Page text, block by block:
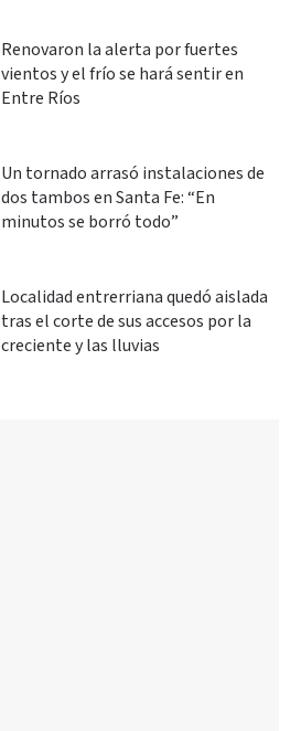
Renovaron la alerta por fuertes
vientos y el frío se hará sentir en
Entre Ríos
Un tornado arrasó instalaciones de
dos tambos en Santa Fe: “En
minutos se borró todo”
Localidad entrerriana quedó aislada
tras el corte de sus accesos por la
creciente y las lluvias